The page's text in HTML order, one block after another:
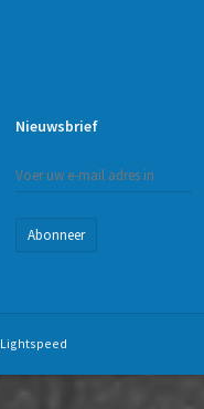
Nieuwsbrief
Abonneer
Lightspeed